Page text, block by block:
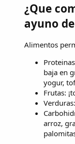
¿Que
ayuno
Alimentos
baja en
yogur,
Frutas:
arroz,